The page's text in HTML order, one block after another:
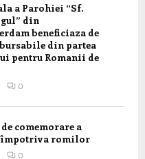
a Parohiei “Sf.
din
beneficiaza de
din partea
pentru Romanii de
0
comemorare a
împotriva romilor
0